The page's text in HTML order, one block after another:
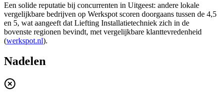
Een solide reputatie bij concurrenten in Uitgeest: andere lokale
vergelijkbare bedrijven op Werkspot scoren doorgaans tussen de 4,5
en 5, wat aangeeft dat Liefting Installatietechniek zich in de
bovenste regionen bevindt, met vergelijkbare klanttevredenheid
(werkspot.nl).
Nadelen